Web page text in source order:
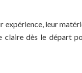
expérience, leur
claire dès le départ